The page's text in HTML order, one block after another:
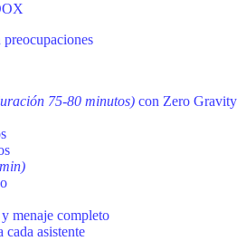
75-80 minutos) con Zero Gravity
menaje completo
cada asistente